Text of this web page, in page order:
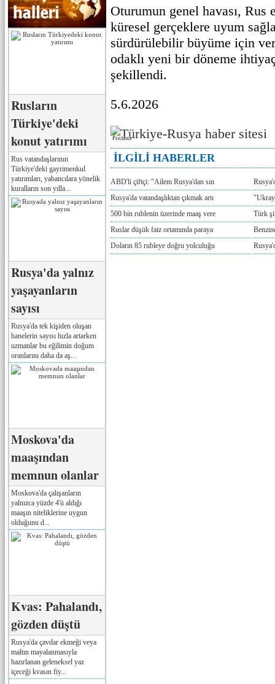
Rusların
Türkiye'deki
konut yatırımı
Rus vatandaşlarının
Türkiye'deki gayrimenkul
yatırımları, yabancılara yönelik
kuralların son yılla...
Rusya'da yalnız
yaşayanların
sayısı
Rusya'da tek kişiden oluşan
hanelerin sayısı hızla artarken
uzmanlar bu eğilimin doğum
oranlarını daha da aş...
Moskova'da
maaşından
memnun olanlar
Moskova'da çalışanların
yalnızca yüzde 4'ü aldığı
maaşın niteliklerine uygun
olduğunu d...
Kvas: Pahalandı,
gözden düştü
Rusya'da çavdar ekmeği veya
maltın mayalanmasıyla
hazırlanan geleneksel yaz
içeceği kvasın fiy...
Oturumun genel havası,
küresel gerçeklere uyum
sürdürülebilir büyüme için
odaklı yeni bir döneme
şekillendi.
5.6.2026
Реклама
İLGİLİ HABERLER
ABD'li çiftçi: "Ailem Rusya'dan sın
Rusya'da vatandaşlıktan çıkmak artı
500 bin rublenin üzerinde maaş vere
Türk
Ruslar düşük faiz ortamında paraya
Doların 85 rubleye doğru yolculuğu